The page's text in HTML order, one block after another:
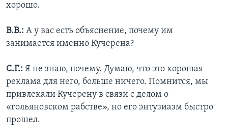
хорошо.
В.В.: А у вас есть объяснение, почему им
занимается именно Кучерена?
С.Г.: Я не знаю, почему. Думаю, что это хорошая
реклама для него, больше ничего. Помнится, мы
привлекали Кучерену в связи с делом о
«гольяновском рабстве», но его энтузиазм быстро
прошел.